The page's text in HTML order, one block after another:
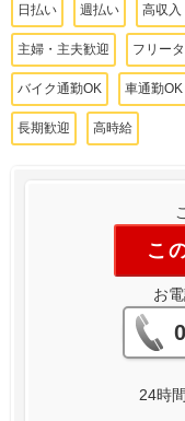
日払い 週払い 高収入
主婦・主夫歓迎 フリー
バイク通勤OK 車通勤OK
長期歓迎 高時給
こ
お
24時